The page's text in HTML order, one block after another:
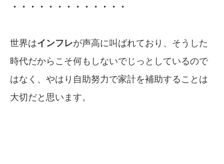
・・・・・・・・・・・・・
世界はインフレが声高に叫ばれており、そうした
時代だからこそ何もしないでじっとしているので
はなく、やはり自助努力で家計を補助することは
大切だと思います。